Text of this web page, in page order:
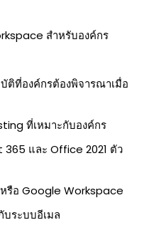
สำหรับองค์กร
ติที่องค์กรต้องพิจารณาเมื่อ
ที่เหมาะกับองค์กร
365 และ Office 2021 ตัว
รือ Google Workspace
บระบบอีเมล